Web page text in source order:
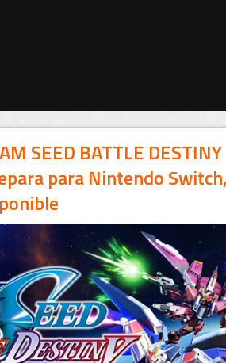
SEED BATTLE DESTINY
para Nintendo